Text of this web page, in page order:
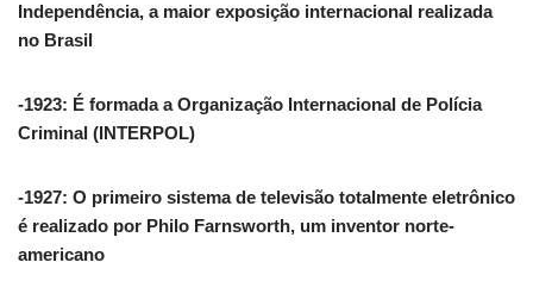
Independência, a maior exposição internacional realizada
no Brasil
-1923: É formada a Organização Internacional de Polícia
Criminal (INTERPOL)
-1927: O primeiro sistema de televisão totalmente eletrônico
é realizado por Philo Farnsworth, um inventor norte-
americano